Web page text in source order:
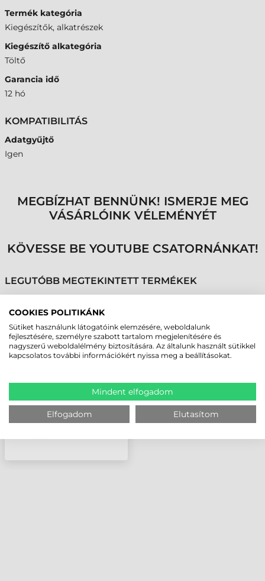
Termék kategória
Kiegészítők, alkatrészek
Kiegészítő alkategória
Töltő
Garancia idő
12 hó
KOMPATIBILITÁS
Adatgyűjtő
Igen
MEGBÍZHAT BENNÜNK! ISMERJE MEG
VÁSÁRLÓINK VÉLEMÉNYÉT
KÖVESSE BE YOUTUBE CSATORNÁNKAT!
LEGUTÓBB MEGTEKINTETT TERMÉKEK
TÖLTŐ, 4 ADATGYŰJTŐ
RÉSZÉRE
COOKIES POLITIKÁNK
Sütiket használunk látogatóink elemzésére, weboldalunk
fejlesztésére, személyre szabott tartalom megjelenítésére és
nagyszerű weboldalélmény biztosítására. Az általunk használt sütikkel
kapcsolatos további információkért nyissa meg a beállításokat.
Mindent elfogadom
Elfogadom Elutasítom